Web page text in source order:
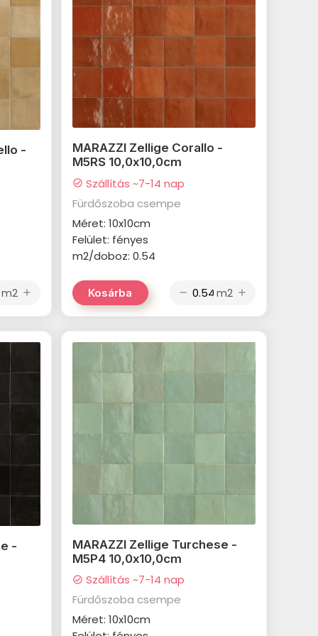
-
m2 add
MARAZZI Zellige Corallo -
M5RS 10,0x10,0cm
check_circle Szállítás ~7-14 nap
Fürdőszoba csempe
Méret: 10x10cm
Felület: fényes
m2/doboz: 0.54
Kosárba remove m2 add
-
MARAZZI Zellige Turchese -
M5P4 10,0x10,0cm
check_circle Szállítás ~7-14 nap
Fürdőszoba csempe
Méret: 10x10cm